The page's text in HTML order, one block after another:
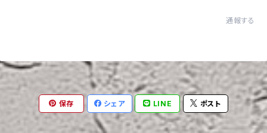
通報する
保存 シェア LINE ポスト